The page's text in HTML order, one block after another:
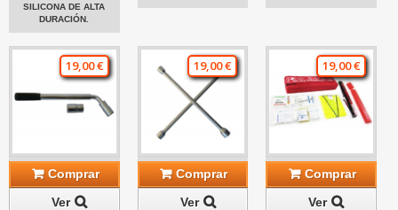
SILICONA DE ALTA
DURACIÓN.
19,00 €
Comprar
Ver
19,00 €
Comprar
Ver
19,00 €
Comprar
Ver